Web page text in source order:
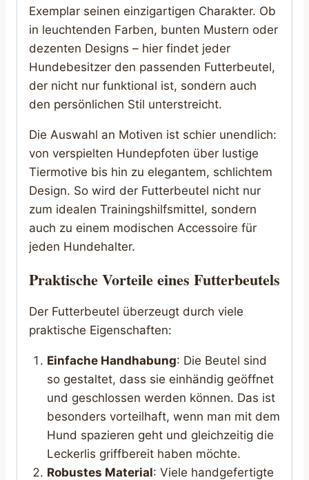
Exemplar seinen einzigartigen Charakter. Ob
in leuchtenden Farben, bunten Mustern oder
dezenten Designs – hier findet jeder
Hundebesitzer den passenden Futterbeutel,
der nicht nur funktional ist, sondern auch
den persönlichen Stil unterstreicht.
Die Auswahl an Motiven ist schier unendlich:
von verspielten Hundepfoten über lustige
Tiermotive bis hin zu elegantem, schlichtem
Design. So wird der Futterbeutel nicht nur
zum idealen Trainingshilfsmittel, sondern
auch zu einem modischen Accessoire für
jeden Hundehalter.
Praktische Vorteile eines Futterbeutels
Der Futterbeutel überzeugt durch viele
praktische Eigenschaften:
Einfache Handhabung: Die Beutel sind
so gestaltet, dass sie einhändig geöffnet
und geschlossen werden können. Das ist
besonders vorteilhaft, wenn man mit dem
Hund spazieren geht und gleichzeitig die
Leckerlis griffbereit haben möchte.
Robustes Material: Viele handgefertigte